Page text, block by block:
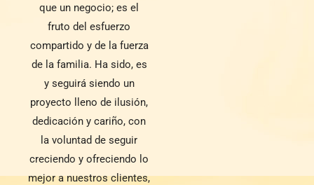
que un negocio; es el
fruto del esfuerzo
compartido y de la fuerza
de la familia. Ha sido, es
y seguirá siendo un
proyecto lleno de ilusión,
dedicación y cariño, con
la voluntad de seguir
creciendo y ofreciendo lo
mejor a nuestros clientes,